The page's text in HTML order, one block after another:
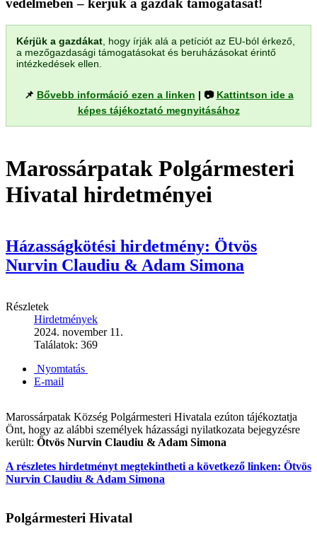
védelmében – kérjük a gazdák támogatását!
Kérjük a gazdákat , hogy írják alá a petíciót az EU-ból érkező,
a mezőgazdasági támogatásokat és beruházásokat érintő
intézkedések ellen.
📌 Bővebb információ ezen a linken | 📷 Kattintson ide a
képes tájékoztató megnyitásához
Marossárpatak Polgármesteri
Hivatal hirdetményei
Házasságkötési hirdetmény: Ötvös
Nurvin Claudiu & Adam Simona
Részletek
Hirdetmények
2024. november 11.
Találatok: 369
Nyomtatás
E-mail
Marossárpatak Község Polgármesteri Hivatala ezúton tájékoztatja
Önt, hogy az alábbi személyek házassági nyilatkozata bejegyzésre
került: Ötvös Nurvin Claudiu & Adam Simona
A részletes hirdetményt megtekintheti a következő linken: Ötvös
Nurvin Claudiu & Adam Simona
Polgármesteri Hivatal